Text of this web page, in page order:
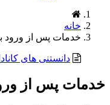
خانه
خدمات پس از ورود به
دانستنی های کانادا
خدمات پس از ورود